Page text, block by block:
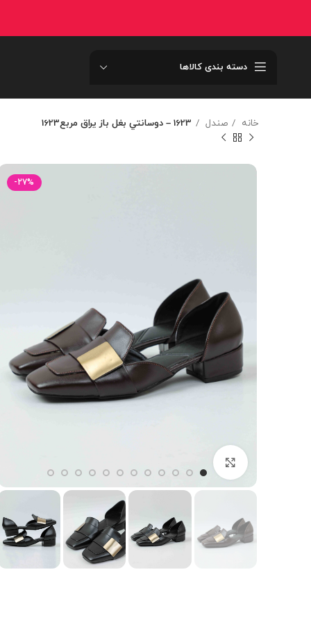
دسته بندی کالاها
خانه صندل 1623 – دوسانتي بغل باز يراق مربع1623
-27%